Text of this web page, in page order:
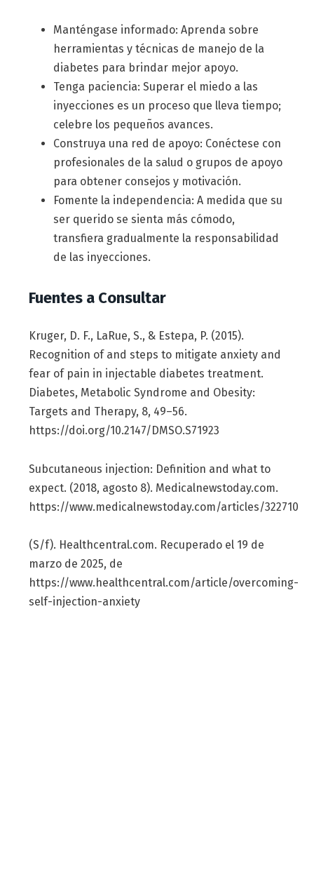
Manténgase informado: Aprenda sobre
herramientas y técnicas de manejo de la
diabetes para brindar mejor apoyo.
Tenga paciencia: Superar el miedo a las
inyecciones es un proceso que lleva tiempo;
celebre los pequeños avances.
Construya una red de apoyo: Conéctese con
profesionales de la salud o grupos de apoyo
para obtener consejos y motivación.
Fomente la independencia: A medida que su
ser querido se sienta más cómodo,
transfiera gradualmente la responsabilidad
de las inyecciones.
Fuentes a Consultar
Kruger, D. F., LaRue, S., & Estepa, P. (2015).
Recognition of and steps to mitigate anxiety and
fear of pain in injectable diabetes treatment.
Diabetes, Metabolic Syndrome and Obesity:
Targets and Therapy, 8, 49–56.
https://doi.org/10.2147/DMSO.S71923
Subcutaneous injection: Definition and what to
expect. (2018, agosto 8). Medicalnewstoday.com.
https://www.medicalnewstoday.com/articles/322710
(S/f). Healthcentral.com. Recuperado el 19 de
marzo de 2025, de
https://www.healthcentral.com/article/overcoming-
self-injection-anxiety